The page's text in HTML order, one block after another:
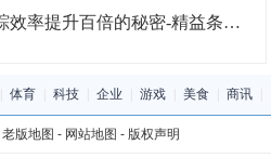
提升百倍的秘密-精益条码识别
体育 科技 企业 游戏 美食 商讯
老版地图 - 网站地图 - 版权声明